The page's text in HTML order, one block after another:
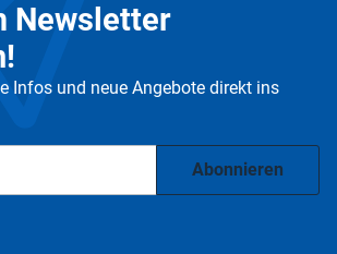
Newsletter
Infos und neue Angebote direkt ins
Abonnieren